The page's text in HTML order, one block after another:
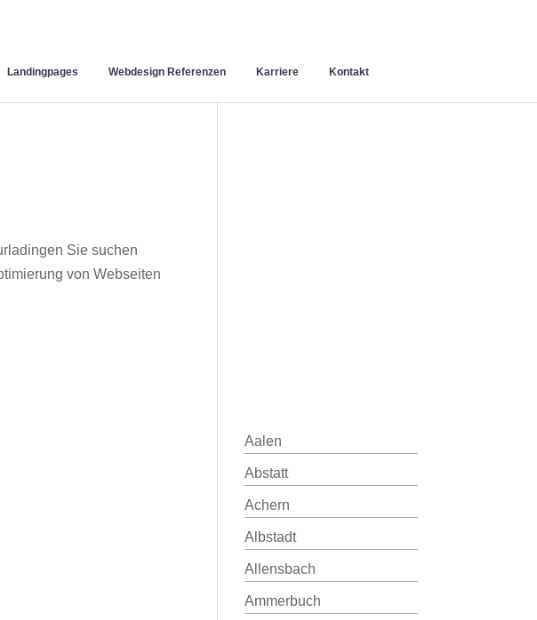
Landingpages Webdesign Referenzen Karriere Kontakt
Sie suchen
von Webseiten
Aalen
Abstatt
Achern
Albstadt
Allensbach
Ammerbuch